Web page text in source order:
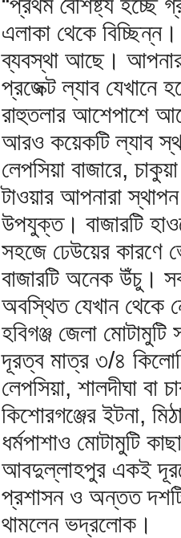
এলাকা থেকে
ব্যবস্থা আছে।
প্রজেক্ট ল্যাব যেখানে
রাহুতলার আশেপাশে
আরও কয়েকটি ল্যাব
লেপসিয়া বাজারে,
টাওয়ার আপনারা
উপযুক্ত। বাজারটি
সহজে ঢেউয়ের কারণে
বাজারটি অনেক উঁচু।
অবস্থিত যেখান থেকে
হবিগঞ্জ জেলা
দূরত্ব মাত্র ৩/৪
লেপসিয়া, শালদীঘা
কিশোরগঞ্জের ইটনা,
ধর্মপাশাও মোটামুটি
আবদুল্লাহপুর একই
প্রশাসন ও অন্তত
থামলেন ভদ্রলোক।